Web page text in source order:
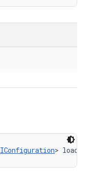
IConfiguration>